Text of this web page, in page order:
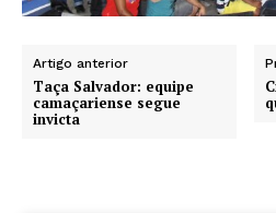
Artigo anterior
Taça Salvador: equipe
camaçariense segue
invicta